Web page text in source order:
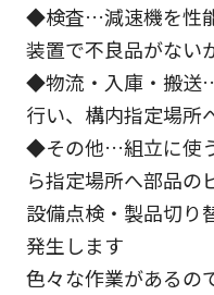
◆検査…減速機を性
装置で不良品がない
◆物流・入庫・搬送
行い、構内指定場所
◆その他…組立に使
ら指定場所へ部品の
設備点検・製品切り
発生します
色々な作業があるの